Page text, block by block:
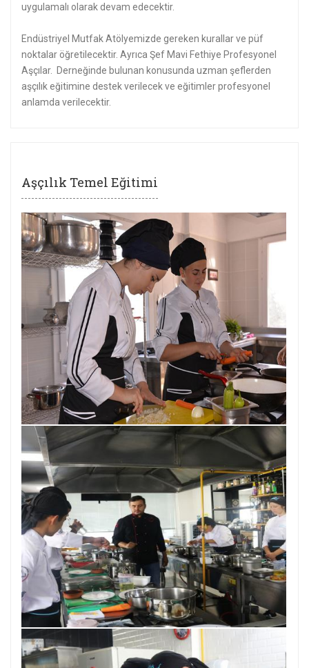
uygulamalı olarak devam edecektir.
Endüstriyel Mutfak Atölyemizde gereken kurallar ve püf
noktalar öğretilecektir. Ayrıca Şef Mavi Fethiye Profesyonel
Aşçılar. Derneğinde bulunan konusunda uzman şeflerden
aşçılık eğitimine destek verilecek ve eğitimler profesyonel
anlamda verilecektir.
Aşçılık Temel Eğitimi